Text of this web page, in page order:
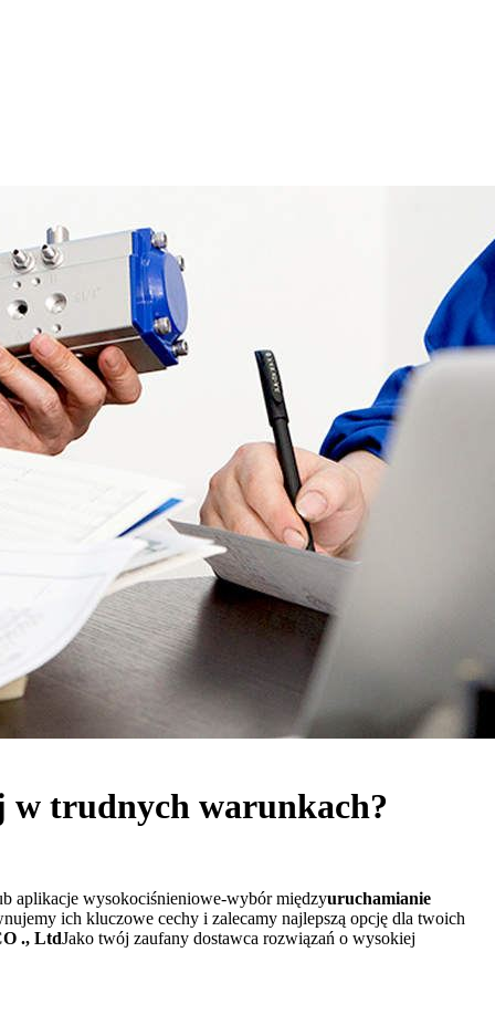
w trudnych warunkach?
aplikacje wysokociśnieniowe-wybór międzyuruchamianie
ich kluczowe cechy i zalecamy najlepszą opcję dla twoich
., LtdJako twój zaufany dostawca rozwiązań o wysokiej